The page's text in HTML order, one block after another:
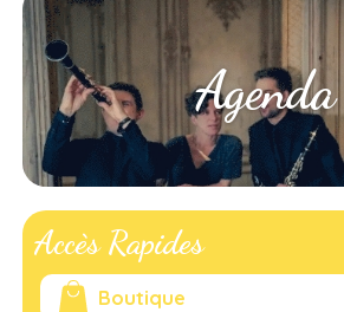
Agenda
Accès Rapides
Boutique